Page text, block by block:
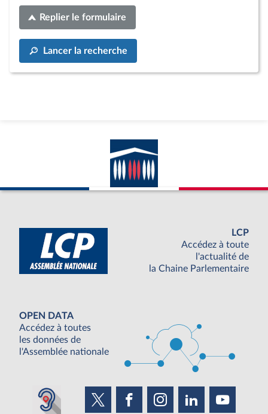
Replier le formulaire
Lancer la recherche
LCP
Accédez à toute
l'actualité de
la Chaine Parlementaire
OPEN DATA
Accédez à toutes
les données de
l'Assemblée nationale